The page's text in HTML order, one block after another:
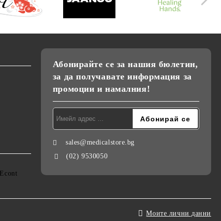
Абонирайте се за нашия бюлетин,
за да получавате информация за
промоции и намалния!
sales@medicalstore.bg
(02) 9530050
Моите лични данни